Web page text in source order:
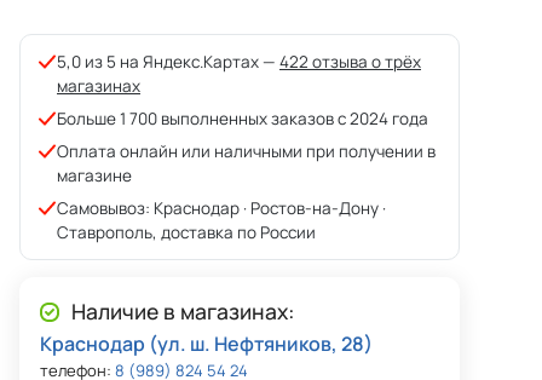
5,0 из 5 на Яндекс.Картах — 422 отзыва о трёх
магазинах
Больше 1 700 выполненных заказов с 2024 года
Оплата онлайн или наличными при получении в
магазине
Самовывоз: Краснодар · Ростов-на-Дону ·
Ставрополь, доставка по России
Наличие в магазинах:
Краснодар (ул. ш. Нефтяников, 28)
телефон: 8 (989) 824 54 24